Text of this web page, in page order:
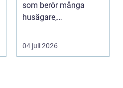
som berör många
husägare,
och fastighets...
04 juli 2026